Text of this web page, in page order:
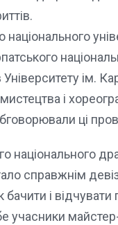
ім.
і
ці
національного
справжнім
бачити і
учасники